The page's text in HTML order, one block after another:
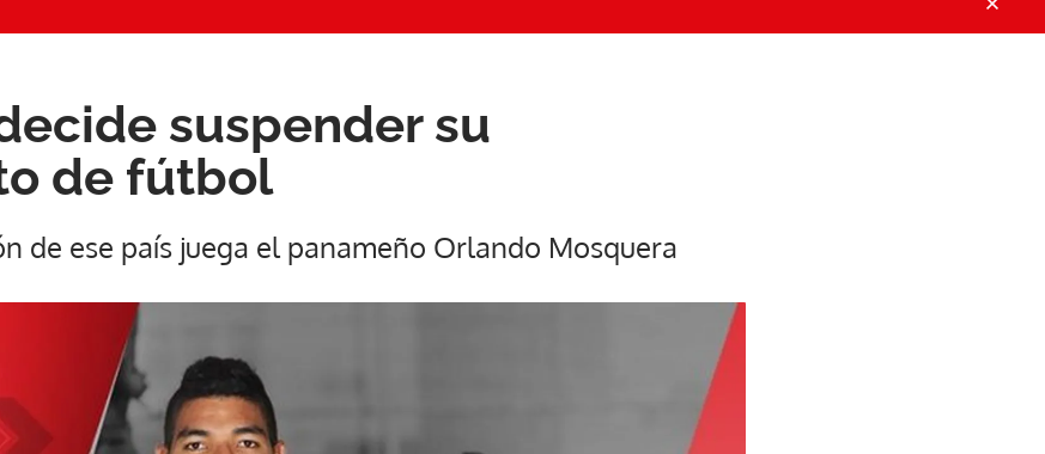
suspender su
de fútbol
de ese país juega el panameño Orlando Mosquera